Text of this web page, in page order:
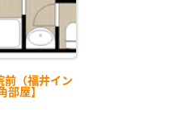
前（福井イン
部屋】